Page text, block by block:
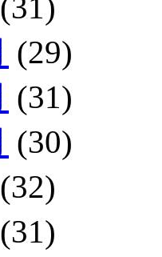
(29)
(31)
(30)
(32)
(31)